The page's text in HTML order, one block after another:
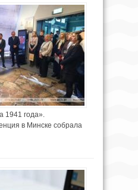
1941 года».
в Минске собрала